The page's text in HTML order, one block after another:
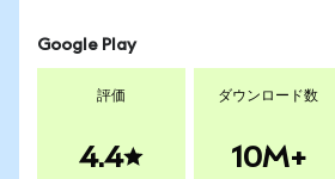
Google Play
評価
4.4
ダウンロード数
10M+